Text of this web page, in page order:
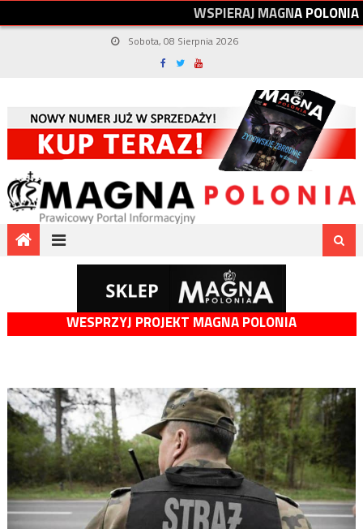
WSPIERAJMAGNAPOLONIA
Sobota, 08 Sierpnia 2026
WESPRZYJ PROJEKT MAGNA POLONIA